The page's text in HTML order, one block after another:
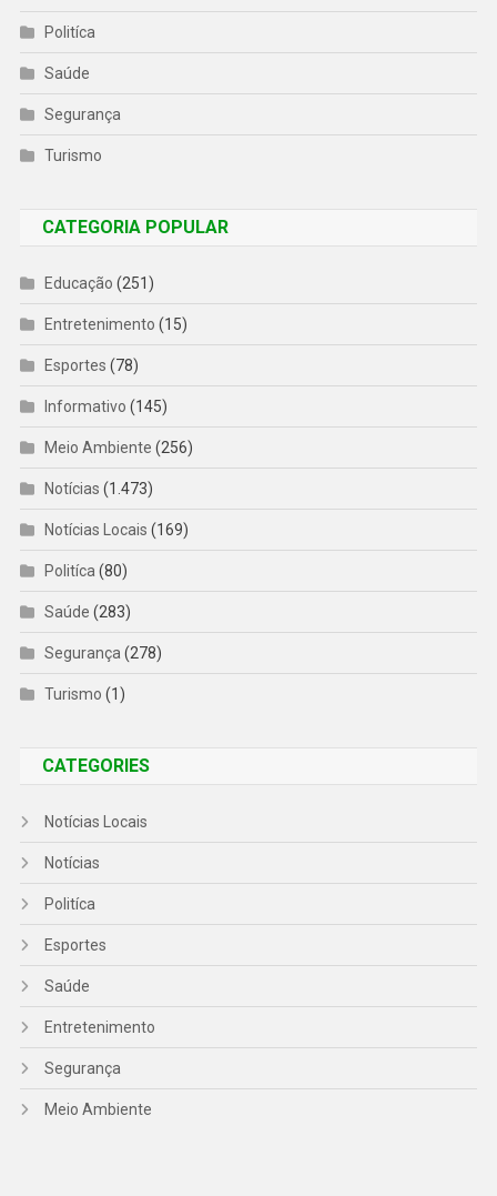
Politíca
Saúde
Segurança
Turismo
CATEGORIA POPULAR
Educação (251)
Entretenimento (15)
Esportes (78)
Informativo (145)
Meio Ambiente (256)
Notícias (1.473)
Notícias Locais (169)
Politíca(80)
Saúde (283)
Segurança(278)
Turismo (1)
CATEGORIES
Notícias Locais
Notícias
Politíca
Esportes
Saúde
Entretenimento
Segurança
Meio Ambiente